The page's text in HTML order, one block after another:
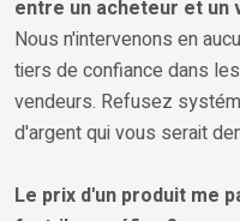
entre un acheteur et un
Nous n'intervenons en
tiers de confiance dans
vendeurs. Refusez
d'argent qui vous serait
Le prix d'un produit me